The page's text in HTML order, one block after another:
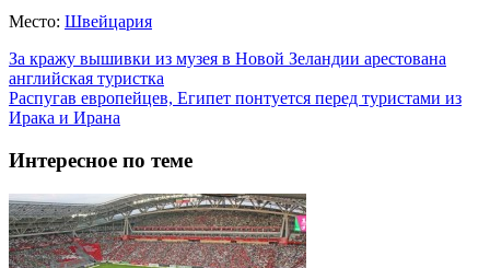
Место: Швейцария
За кражу вышивки из музея в Новой Зеландии арестована
английская туристка
Распугав европейцев, Египет понтуется перед туристами из
Ирака и Ирана
Интересное по теме